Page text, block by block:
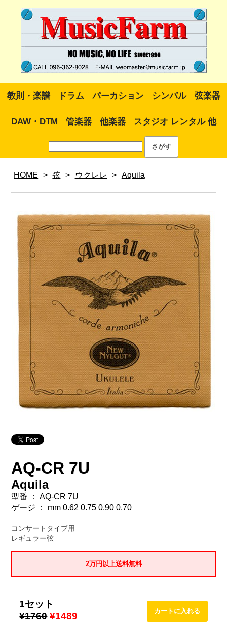
教則・楽譜 ドラム パーカション シンバル 弦楽器
DAW・DTM 管楽器 他楽器 スタジオ レンタル 他
HOME > 弦 > ウクレレ > Aquila
AQ-CR 7U
Aquila
型番 ： AQ-CR 7U
ゲージ ： mm 0.62 0.75 0.90 0.70
コンサートタイプ用
レギュラー弦
2万円以上送料無料
1セット
¥1760 ¥1489